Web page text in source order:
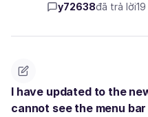
y72638đã trả lời
I have updated to the
cannot see the menu